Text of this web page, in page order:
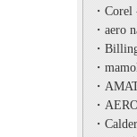
・
・aero
・
・
・
・
・